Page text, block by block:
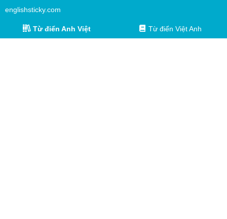
englishsticky.com
Từ điển Anh Việt Từ điển Việt Anh